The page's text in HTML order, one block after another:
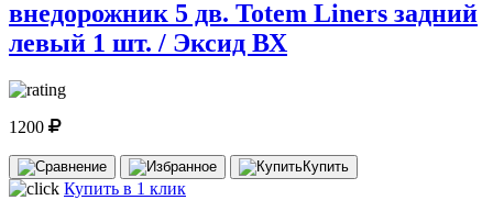
внедорожник 5 дв. Totem Liners задний
левый 1 шт. / Эксид ВХ
1200
Купить
Купить в 1 клик